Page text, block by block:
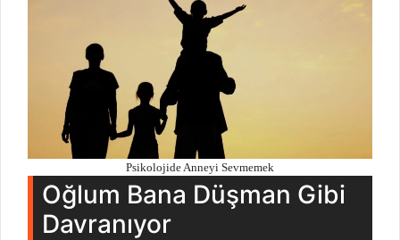
Psikolojide Anneyi Sevmemek
Oğlum Bana Düşman Gibi
Davranıyor